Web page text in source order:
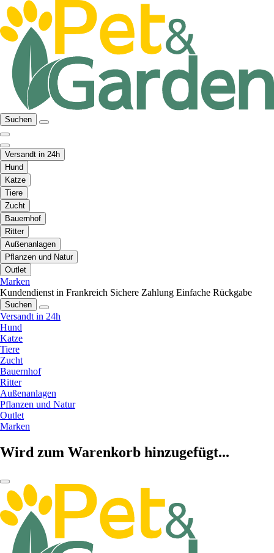
Suchen
Versandt in 24h
Hund
Katze
Tiere
Zucht
Bauernhof
Ritter
Außenanlagen
Pflanzen und Natur
Outlet
Marken
Kundendienst in Frankreich Sichere Zahlung Einfache Rückgabe
Suchen
Versandt in 24h
Hund
Katze
Tiere
Zucht
Bauernhof
Ritter
Außenanlagen
Pflanzen und Natur
Outlet
Marken
Wird zum Warenkorb hinzugefügt...